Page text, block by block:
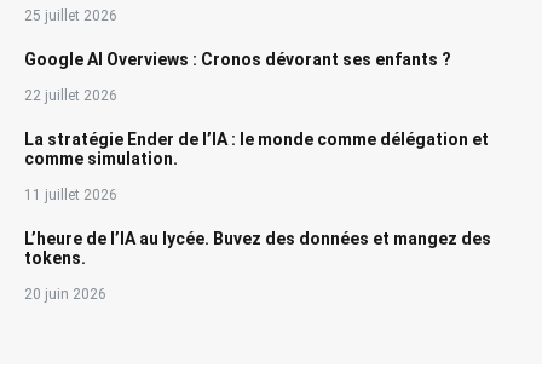
25 juillet 2026
Google AI Overviews : Cronos dévorant ses enfants ?
22 juillet 2026
La stratégie Ender de l’IA : le monde comme délégation et
comme simulation.
11 juillet 2026
L’heure de l’IA au lycée. Buvez des données et mangez des
tokens.
20 juin 2026